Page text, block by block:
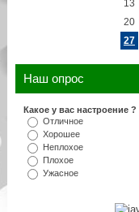
13
20
27
Наш опрос
Какое у вас настроение ?
Отличное
Хорошее
Неплохое
Плохое
Ужасное